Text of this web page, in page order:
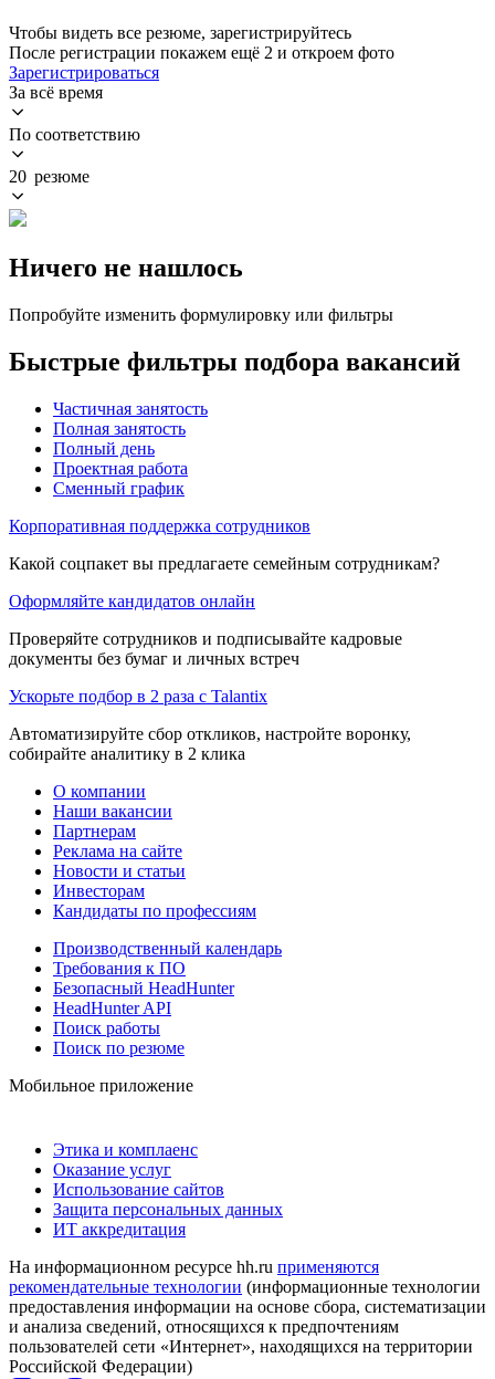
Чтобы видеть все резюме, зарегистрируйтесь
После регистрации покажем ещё 2 и откроем фото
Зарегистрироваться
За всё время
По соответствию
20 резюме
Ничего не нашлось
Попробуйте изменить формулировку или фильтры
Быстрые фильтры подбора вакансий
Частичная занятость
Полная занятость
Полный день
Проектная работа
Сменный график
Корпоративная поддержка сотрудников
Какой соцпакет вы предлагаете семейным сотрудникам?
Оформляйте кандидатов онлайн
Проверяйте сотрудников и подписывайте кадровые
документы без бумаг и личных встреч
Ускорьте подбор в 2 раза с Talantix
Автоматизируйте сбор откликов, настройте воронку,
собирайте аналитику в 2 клика
О компании
Наши вакансии
Партнерам
Реклама на сайте
Новости и статьи
Инвесторам
Кандидаты по профессиям
Производственный календарь
Требования к ПО
Безопасный HeadHunter
HeadHunter API
Поиск работы
Поиск по резюме
Мобильное приложение
Этика и комплаенс
Оказание услуг
Использование сайтов
Защита персональных данных
ИТ аккредитация
На информационном ресурсе hh.ru применяются
рекомендательные технологии (информационные технологии
предоставления информации на основе сбора, систематизации
и анализа сведений, относящихся к предпочтениям
пользователей сети «Интернет», находящихся на территории
Российской Федерации)